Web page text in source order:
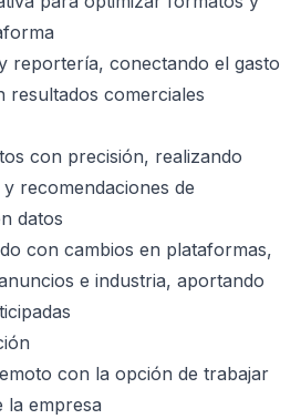
reportería, conectando el gasto
resultados comerciales
con precisión, realizando
recomendaciones de
datos
con cambios en plataformas,
e industria, aportando
con la opción de trabajar
la empresa